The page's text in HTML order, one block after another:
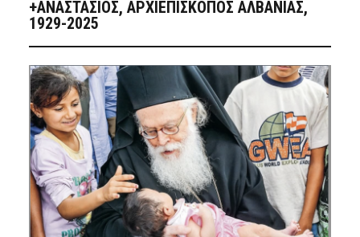
+ΑΝΑΣΤΆΣΙΟΣ, ΑΡΧΙΕΠΊΣΚΟΠΟΣ ΑΛΒΑΝΊΑΣ,
1929-2025